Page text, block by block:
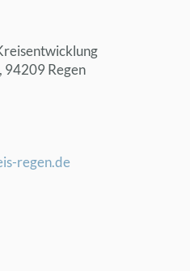
94209 Re­gen
re­gen.de